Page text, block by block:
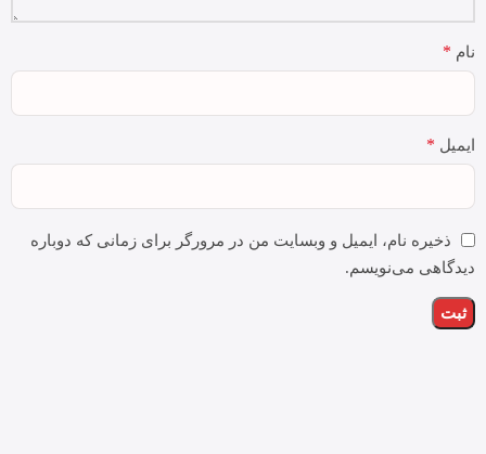
نام *
ایمیل *
ذخیره نام، ایمیل و وبسایت من در مرورگر برای زمانی که دوباره
دیدگاهی می‌نویسم.